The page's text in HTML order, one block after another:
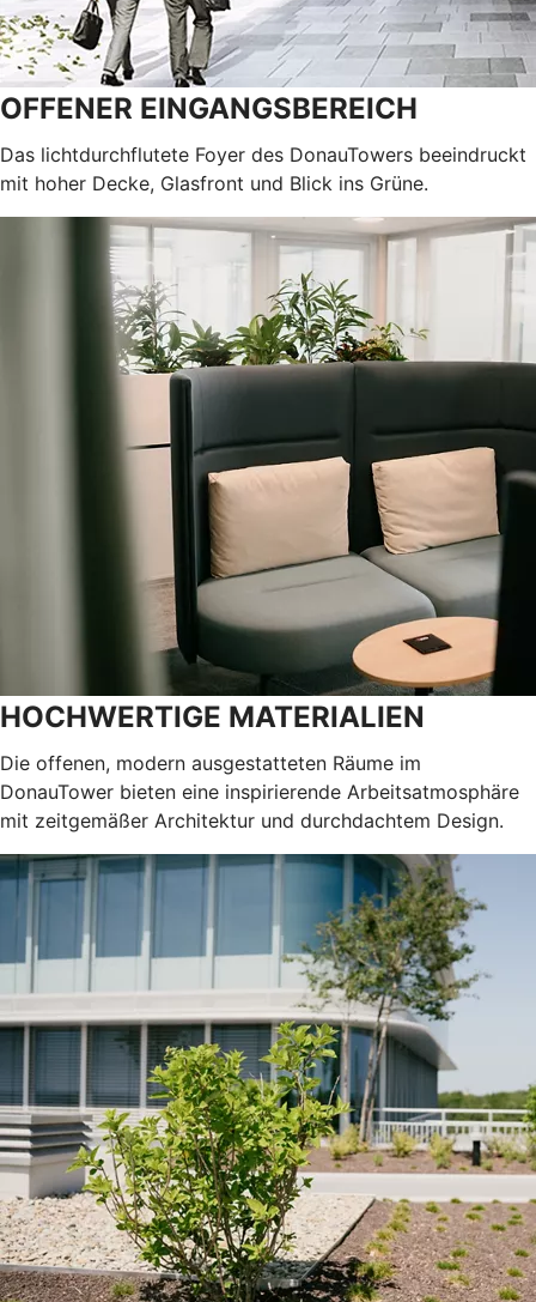
OFFENER EINGANGSBEREICH
Das lichtdurchflutete Foyer des DonauTowers beeindruckt
mit hoher Decke, Glasfront und Blick ins Grüne.
HOCHWERTIGE MATERIALIEN
Die offenen, modern ausgestatteten Räume im
DonauTower bieten eine inspirierende Arbeitsatmosphäre
mit zeitgemäßer Architektur und durchdachtem Design.